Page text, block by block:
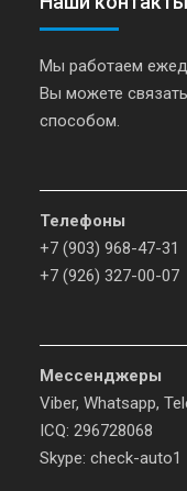
Мы работаем
Вы можете
способом.
Телефоны
+7 (903) 968-47-31
+7 (926) 327-00-07
Мессенджеры
Viber, Whatsapp,
ICQ: 296728068
Skype: check-auto1